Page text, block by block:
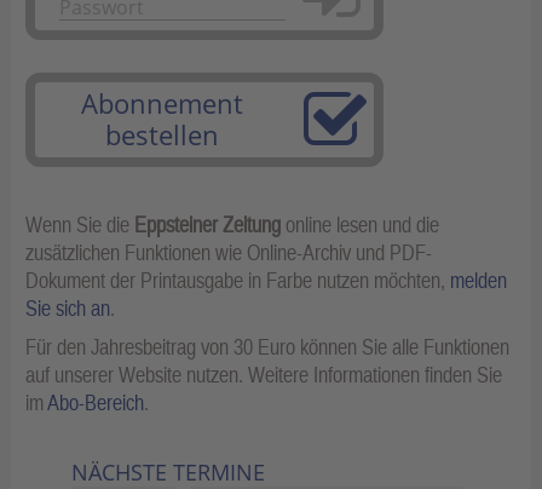
Abonnement
bestellen
Wenn Sie die Eppsteiner Zeitung online lesen und die
zusätzlichen Funktionen wie Online-Archiv und PDF-
Dokument der Printausgabe in Farbe nutzen möchten, melden
Sie sich an.
Für den Jahresbeitrag von 30 Euro können Sie alle Funktionen
auf unserer Website nutzen. Weitere Informationen finden Sie
imAbo-Bereich.
NÄCHSTE TERMINE